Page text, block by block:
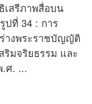
เสรีภาพสื่อบน
ปที่ 34 : การ
างพระราชบัญญัติ
ริมจริยธรรม และ
ศ. ...